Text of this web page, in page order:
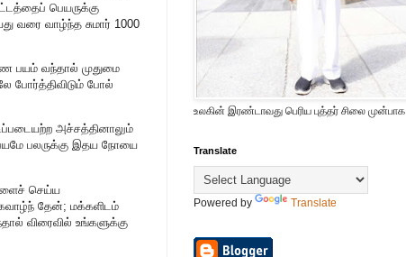
பெயருக்கு
வரை வாழ்ந்த சுமார் 1000
பயம் வந்தால் முதுமை
போர்த்திவிடும் போல்
அச்சத்தினாலும்
பலருக்கு இதய நோயை
செய்ய
தேன்; மக்களிடம்
விரைவில் உங்களுக்கு
உலகின் இரண்டாவது பெரிய புத்தர் சிலை முன்பாக
Translate
Powered by Translate